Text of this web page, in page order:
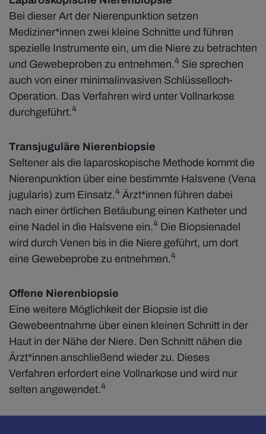
Bei dieser Art der Nierenpunktion setzen
Mediziner*innen zwei kleine Schnitte und führen
spezielle Instrumente ein, um die Niere zu betrachten
und Gewebeproben zu entnehmen.4 Sie sprechen
auch von einer minimalinvasiven Schlüsselloch-
Operation. Das Verfahren wird unter Vollnarkose
durchgeführt.4
Transjuguläre Nierenbiopsie
Seltener als die laparoskopische Methode kommt die
Nierenpunktion über eine bestimmte Halsvene (Vena
jugularis) zum Einsatz.4 Ärzt*innen führen dabei
nach einer örtlichen Betäubung einen Katheter und
eine Nadel in die Halsvene ein.4 Die Biopsienadel
wird durch Venen bis in die Niere geführt, um dort
eine Gewebeprobe zu entnehmen.4
Offene Nierenbiopsie
Eine weitere Möglichkeit der Biopsie ist die
Gewebeentnahme über einen kleinen Schnitt in der
Haut in der Nähe der Niere. Den Schnitt nähen die
Ärzt*innen anschließend wieder zu. Dieses
Verfahren erfordert eine Vollnarkose und wird nur
selten angewendet.4